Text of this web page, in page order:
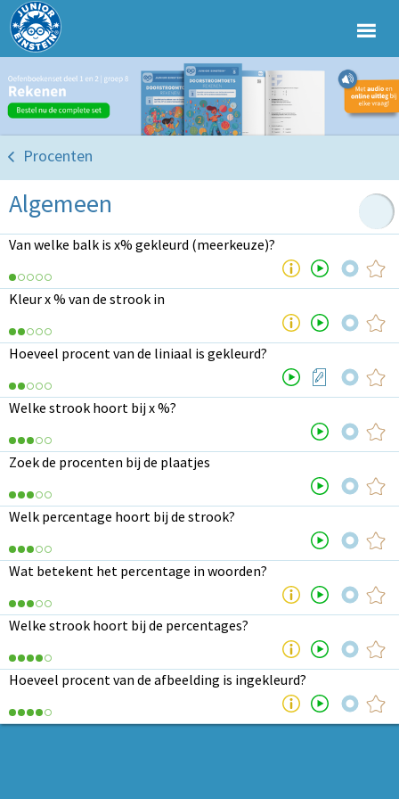
Procenten
Algemeen
Van welke balk is x% gekleurd (meerkeuze)?
Kleur x % van de strook in
Hoeveel procent van de liniaal is gekleurd?
Welke strook hoort bij x %?
Zoek de procenten bij de plaatjes
Welk percentage hoort bij de strook?
Wat betekent het percentage in woorden?
Welke strook hoort bij de percentages?
Hoeveel procent van de afbeelding is ingekleurd?